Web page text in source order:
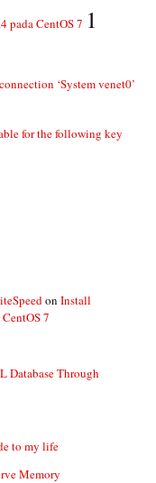
pada CentOS 7 1
‘System venet0’
for the following key
on Install
7
Database Through
to my life
Memory